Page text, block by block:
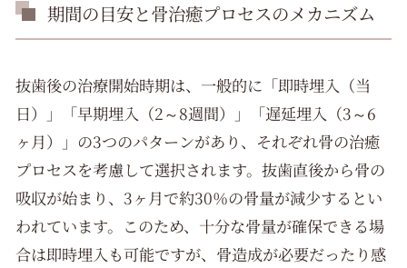
期間の目安と骨治癒プロセスのメカニズム
抜歯後の治療開始時期は、一般的に「即時埋入（当
日）」「早期埋入（2～8週間）」「遅延埋入（3～6
ヶ月）」の3つのパターンがあり、それぞれ骨の治癒
プロセスを考慮して選択されます。抜歯直後から骨の
吸収が始まり、3ヶ月で約30％の骨量が減少するとい
われています。このため、十分な骨量が確保できる場
合は即時埋入も可能ですが、骨造成が必要だったり感